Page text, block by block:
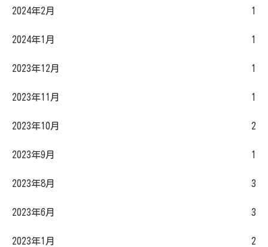
2024年2月 1
2024年1月 1
2023年12月 1
2023年11月 1
2023年10月 2
2023年9月 1
2023年8月 3
2023年6月 3
2023年1月 2